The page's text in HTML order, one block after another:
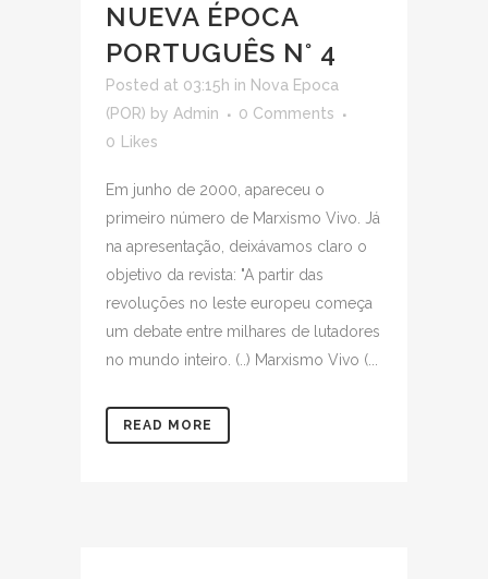
NUEVA ÉPOCA
PORTUGUÊS N° 4
Posted at 03:15h in Nova Epoca
(POR) by Admin
0 Comments
0 Likes
Em junho de 2000, apareceu o
primeiro número de Marxismo Vivo. Já
na apresentação, deixávamos claro o
objetivo da revista: "A partir das
revoluções no leste europeu começa
um debate entre milhares de lutadores
no mundo inteiro. (..) Marxismo Vivo (...
READ MORE